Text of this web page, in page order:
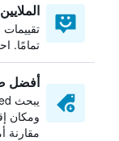
تقييمات
تمامًا.
أفضل
ومكان
مقارنة